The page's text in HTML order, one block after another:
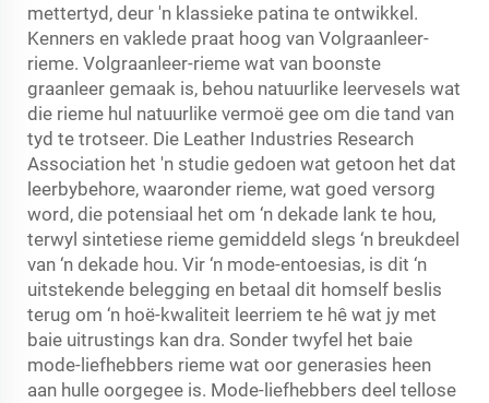
mettertyd, deur 'n klassieke patina te ontwikkel.
Kenners en vaklede praat hoog van Volgraanleer-
rieme. Volgraanleer-rieme wat van boonste
graanleer gemaak is, behou natuurlike leervesels wat
die rieme hul natuurlike vermoë gee om die tand van
tyd te trotseer. Die Leather Industries Research
Association het 'n studie gedoen wat getoon het dat
leerbybehore, waaronder rieme, wat goed versorg
word, die potensiaal het om ‘n dekade lank te hou,
terwyl sintetiese rieme gemiddeld slegs ‘n breukdeel
van ‘n dekade hou. Vir ‘n mode-entoesias, is dit ‘n
uitstekende belegging en betaal dit homself beslis
terug om ‘n hoë-kwaliteit leerriem te hê wat jy met
baie uitrustings kan dra. Sonder twyfel het baie
mode-liefhebbers rieme wat oor generasies heen
aan hulle oorgegee is. Mode-liefhebbers deel tellose